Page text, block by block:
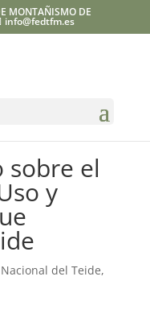
MONTAÑISMO DE
info@fedtfm.es
sobre el
y
del Teide,